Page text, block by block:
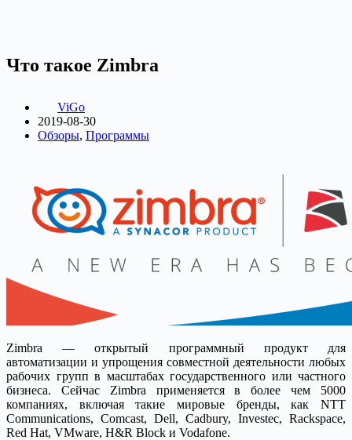
Что такое Zimbra
ViGo
2019-08-30
Обзоры, Программы
Zimbra — открытый программный продукт для
автоматизации и упрощения совместной деятельности любых
рабочих групп в масштабах государственного или частного
бизнеса. Сейчас Zimbra применяется в более чем 5000
компаниях, включая такие мировые бренды, как NTT
Communications, Comcast, Dell, Cadbury, Investec, Rackspace,
Red Hat, VMware, H&R Block и Vodafone.